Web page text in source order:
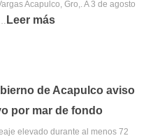
Acapulco, Gro,. A 3 de agosto
Leer más
de Acapulco aviso
por mar de fondo
elevado durante al menos 72